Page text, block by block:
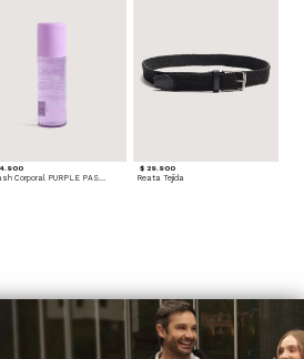
Splash Corporal PURPLE PASSION - Floral
$ 29.900
Reata Tejida